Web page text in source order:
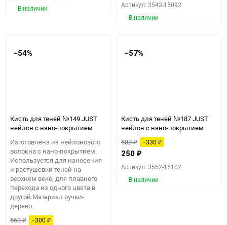
В наличии
Артикул: 3542-15092
В наличии
−54%
Кисть для теней №149 JUST
нейлон с нано-покрытием
Изготовлена из нейлонового
волокна с нано-покрытием.
Используется для нанесения
и растушевки теней на
верхнем веке, для плавного
перехода из одного цвета в
другой.Материал ручки-
дерево.
560₽ −300 ₽
−57%
Кисть для теней №187 JUST
нейлон с нано-покрытием
580₽ −330 ₽
250 ₽
Артикул: 3552-15102
В наличии